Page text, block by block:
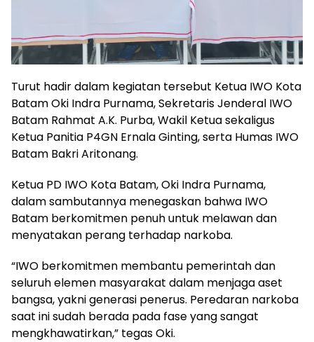
Turut hadir dalam kegiatan tersebut Ketua IWO Kota
Batam Oki Indra Purnama, Sekretaris Jenderal IWO
Batam Rahmat A.K. Purba, Wakil Ketua sekaligus
Ketua Panitia P4GN Ernala Ginting, serta Humas IWO
Batam Bakri Aritonang.
Ketua PD IWO Kota Batam, Oki Indra Purnama,
dalam sambutannya menegaskan bahwa IWO
Batam berkomitmen penuh untuk melawan dan
menyatakan perang terhadap narkoba.
“IWO berkomitmen membantu pemerintah dan
seluruh elemen masyarakat dalam menjaga aset
bangsa, yakni generasi penerus. Peredaran narkoba
saat ini sudah berada pada fase yang sangat
mengkhawatirkan,” tegas Oki.